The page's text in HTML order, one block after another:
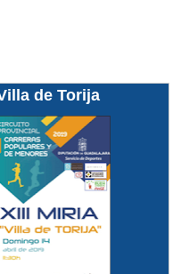
de Torija